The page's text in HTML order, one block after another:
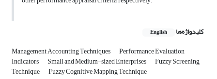
کلیدواژه‌ها English
Management Accounting Techniques Performance Evaluation
Indicators Small and Medium-sized Enterprises Fuzzy Screening
Technique Fuzzy Cognitive Mapping Technique